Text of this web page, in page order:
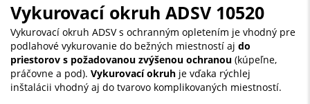
Vykurovací okruh ADSV 10520
Vykurovací okruh ADSV s ochranným opletením je vhodný pre
podlahové vykurovanie do bežných miestností aj do
priestorov s požadovanou zvýšenou ochranou (kúpeľne,
práčovne a pod). Vykurovací okruh je vďaka rýchlej
inštalácii vhodný aj do tvarovo komplikovaných miestností.